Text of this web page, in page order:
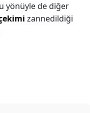
yönüyle de diğer
zannedildiği